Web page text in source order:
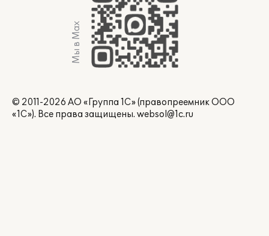
Мы в Max
© 2011-2026 АО «Группа 1С» (правопреемник ООО
«1С»). Все права защищены. websol@1c.ru